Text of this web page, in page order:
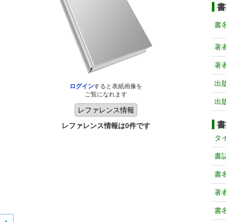
ログインすると表紙画像を
ご覧になれます
レファレンス情報は0件です
書
著
著
出
出
タ
書
書
著
書